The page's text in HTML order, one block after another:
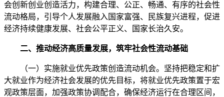
会创新创业创造活力，构建合理、公正、畅通、有序的社会性
流动格局，引导个人发展融入国家富强、民族复兴进程，促进
经济持续健康发展、社会公平正义、国家长治久安。
二、推动经济高质量发展，筑牢社会性流动基础
（一）实施就业优先政策创造流动机会。坚持把稳定和扩
大就业作为经济社会发展的优先目标，将就业优先政策置于宏
观政策层面，加强政策协调配合，确保经济运行在合理区间，